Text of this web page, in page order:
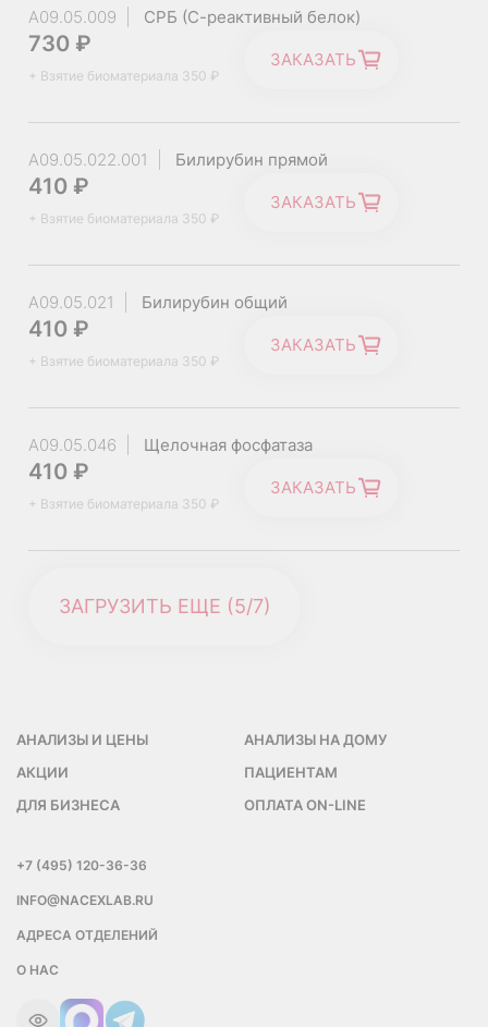
0 - 12
мес
0 - 8,0
1 – 13 лет 0 - 35,0 Ед/л
старше
0 - 38,0 Ед/л
A09.05.009 СРБ (С-реактивный белок)
730 ₽
+ Взятие биоматериала 350 ₽
ЗАКАЗАТЬ
A09.05.022.001 Билирубин прямой
410 ₽
+ Взятие биоматериала 350 ₽
ЗАКАЗАТЬ
A09.05.021 Билирубин общий
410 ₽
+ Взятие биоматериала 350 ₽
ЗАКАЗАТЬ
A09.05.046 Щелочная фосфатаза
410 ₽
+ Взятие биоматериала 350 ₽
ЗАКАЗАТЬ
ЗАГРУЗИТЬ ЕЩЕ (5/7)
АНАЛИЗЫ И ЦЕНЫ
АНАЛИЗЫ НА ДОМУ
АКЦИИ
ПАЦИЕНТАМ
ДЛЯ БИЗНЕСА
ОПЛАТА ON-LINE
+7 (495) 120-36-36
INFO@NACEXLAB.RU
АДРЕСА ОТДЕЛЕНИЙ
О НАС